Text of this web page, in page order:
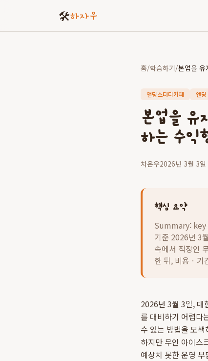
🛠️하자우
홈/학습하기/
앤딩스터디카페 앤
본업을 유
하는 수익
차은우2026년 3월 3일
핵심 요약
Summary:
기준 2026년 3
속에서 직장인
한 뒤, 비용ㆍ기
2026년 3월 3일, 대
를 대비하기 어렵다
수 있는 방법을 모
하지만 무인 아이스
예상치 못한 운영